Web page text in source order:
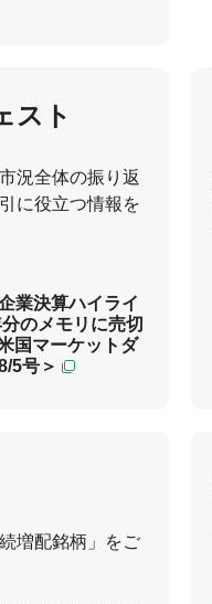
スト
況全体の振り返
に役立つ情報を
業決算ハイライ
分のメモリに売切
国マーケットダ
5号＞
増配銘柄」をご